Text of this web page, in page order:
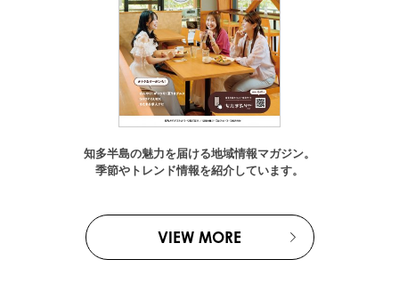
知多半島の魅力を届ける地域情報マガジン。
季節やトレンド情報を紹介しています。
VIEW MORE